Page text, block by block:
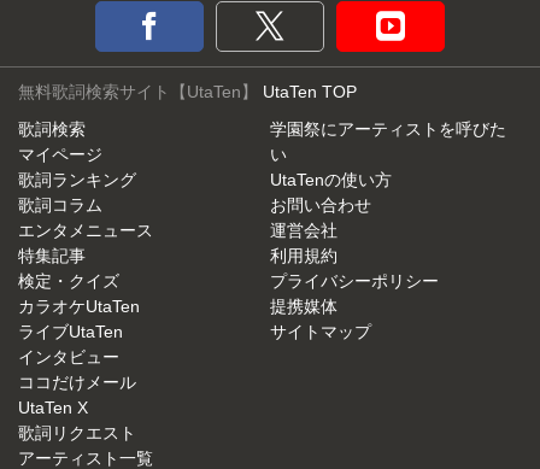
無料歌詞検索サイト【UtaTen】 UtaTen TOP
歌詞検索
マイページ
歌詞ランキング
歌詞コラム
エンタメニュース
特集記事
検定・クイズ
カラオケUtaTen
ライブUtaTen
インタビュー
ココだけメール
UtaTen X
歌詞リクエスト
アーティスト一覧
学園祭にアーティストを呼びた
い
UtaTenの使い方
お問い合わせ
運営会社
利用規約
プライバシーポリシー
提携媒体
サイトマップ